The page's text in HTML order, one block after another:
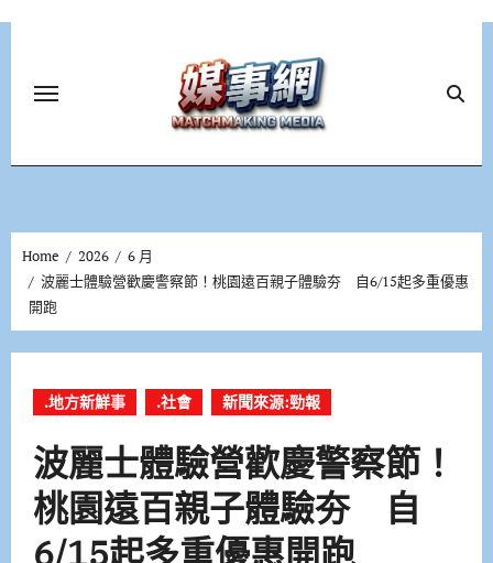
Home 2026
6 月
波麗士體驗營歡慶警察節！桃園遠百親子體驗夯 自6/15起多重優惠
開跑
.地方新鮮事 .社會 新聞來源:勁報
波麗士體驗營歡慶警察節！
桃園遠百親子體驗夯 自
6/15起多重優惠開跑